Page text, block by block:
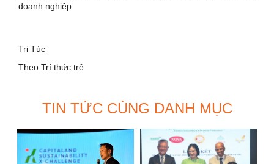
doanh nghiệp.
Tri Túc
Theo Trí thức trẻ
TIN TỨC CÙNG DANH MỤC